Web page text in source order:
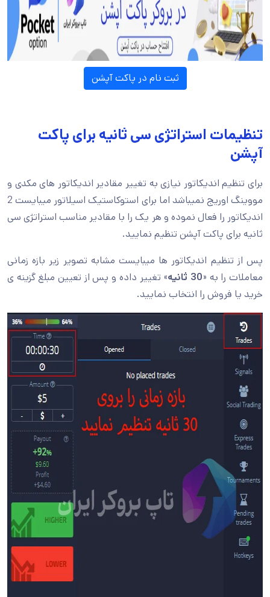
ثبت نام در پاکت آپشن
تنظیمات استراتژی سی ثانیه برای پاکت
آپشن
برای تنظیم اندیکاتور نیازی به تغییر مقادیر اندیکاتور های مکدی و
مووینگ اوریج نمیباشد اما برای استوکاستیک اسیلاتور میبایست 2
اندیکاتور را فعال نموده و هر یک را با مقادیر مناسب استراتژی سی
ثانیه برای پاکت آپشن تنظیم نمایید.
پس از تنظیم اندیکاتور ها میبایست مشابه تصویر زیر بازه زمانی
معاملات را به «30 ثانیه» تغییر داده و پس از تعیین مبلغ گزینه ی
خرید یا فروش را انتخاب نمایید.